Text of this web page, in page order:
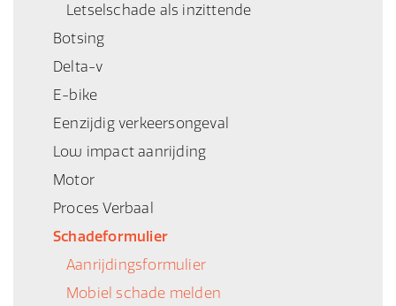
Letselschade als inzittende
Botsing
Delta-v
E-bike
Eenzijdig verkeersongeval
Low impact aanrijding
Motor
Proces Verbaal
Schadeformulier
Aanrijdingsformulier
Mobiel schade melden